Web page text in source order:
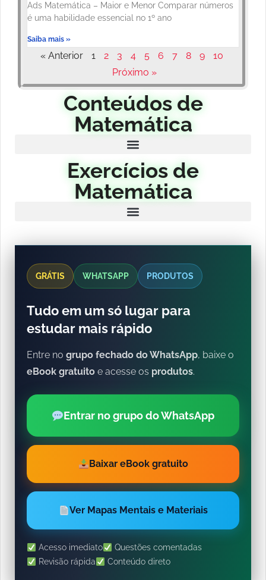
Ads Matemática – Maior e Menor Comparar números
é uma habilidade essencial no 1º ano
Saiba mais »
« Anterior 1 2 3 4 5 6 7 8 9
10
Próximo »
Conteúdos de
Matemática
Exercícios de
Matemática
GRÁTIS WHATSAPP PRODUTOS
Tudo em um só lugar para
estudar mais rápido
Entre no grupo fechado do WhatsApp, baixe o
eBook gratuito e acesse os produtos.
Entrar no grupo do WhatsApp
Baixar eBook gratuito
Ver Mapas Mentais e Materiais
Acesso imediato
Questões comentadas
Revisão rápida
Conteúdo direto